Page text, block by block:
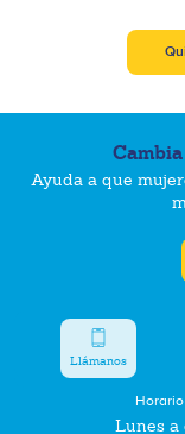
Ayuda a que
Lunes a
Llámanos